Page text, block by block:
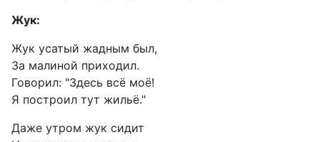
Жук:
Жук усатый жадным был,
За малиной приходил.
Говорил: "Здесь всё моё!
Я построил тут жильё."
Даже утром жук сидит